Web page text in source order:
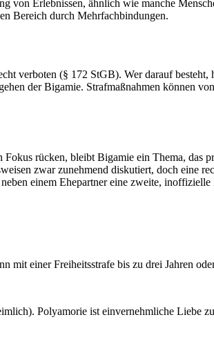
von Erlebnissen, ähnlich wie manche
Bereich durch Mehrfachbindungen.
verboten (§ 172 StGB). Wer darauf
der Bigamie. Strafmaßnahmen können
rücken, bleibt Bigamie ein Thema, das
zwar zunehmend diskutiert, doch eine
einem Ehepartner eine zweite, inoffizielle
mit einer Freiheitsstrafe bis zu drei Jahren
Polyamorie ist einvernehmliche Liebe